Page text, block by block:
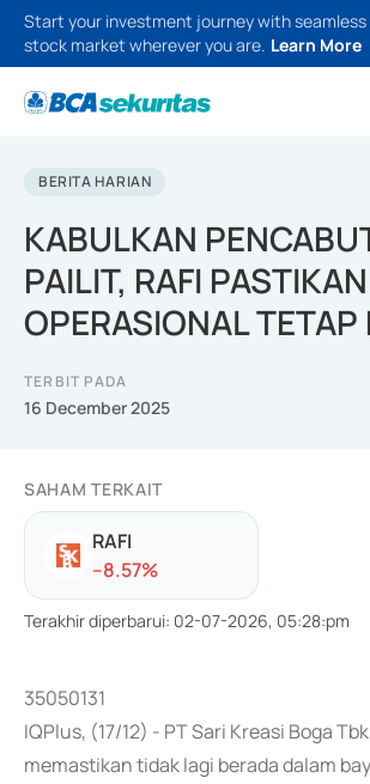
Start your investment journey with
stock market wherever you are. Learn More
BERITA HARIAN
KABULKAN
PAILIT, RAFI PASTIKAN
OPERASIONAL
TERBIT PADA
16 December 2025
SAHAM TERKAIT
RAFI
--8.57%
Terakhir diperbarui: 02-07-2026, 05:28:pm
35050131
IQPlus, (17/12) - PT Sari Kreasi Boga
memastikan tidak lagi berada dalam